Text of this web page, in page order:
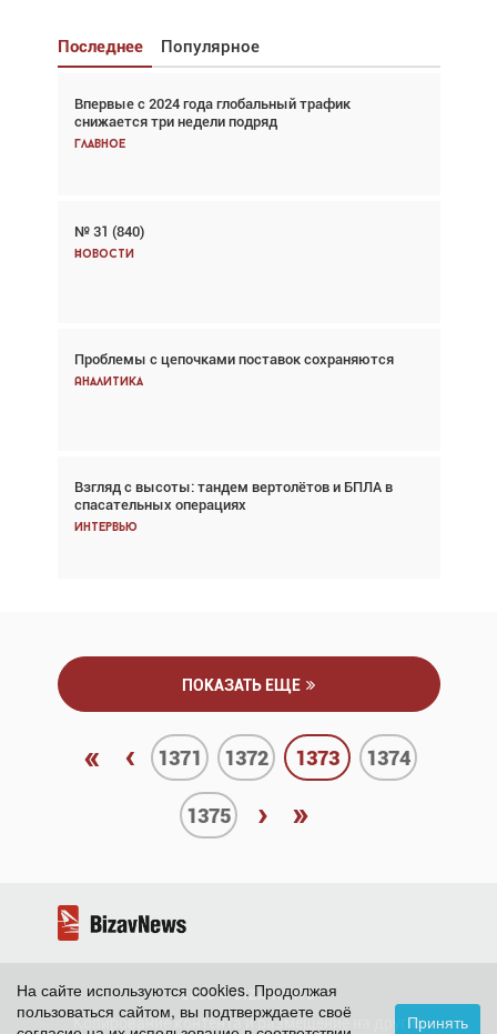
Последнее Популярное
Впервые с 2024 года глобальный трафик
снижается три недели подряд
Главное
№ 31 (840)
Новости
Проблемы с цепочками поставок сохраняются
Аналитика
Взгляд с высоты: тандем вертолётов и БПЛА в
спасательных операциях
Интервью
Взгляд с высоты: тандем вертолётов и БПЛА в
спасательных операциях
Главное
Авиационный фотограф Дэйв Кох: «Фотография
говорит сама за себя... а ИИ всё портит»
Впервые с 2024 года глобальный трафик
снижается три недели подряд
Частный самолёт – это актив. Подходите к
покупке соответствующим образом
Интервью
ПОКАЗАТЬ ЕЩЕ
« ‹ 1371 1372 1373 1374
1375 › »
2026 ©BizavNews
Копирование контента и размещение на других
На сайте используются cookies. Продолжая
пользоваться сайтом, вы подтверждаете своё
Принять